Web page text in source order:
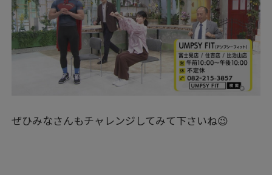
ぜひみなさんもチャレンジしてみて下さいね😉